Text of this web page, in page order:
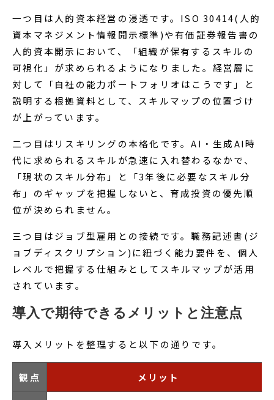
一つ目は人的資本経営の浸透です。ISO 30414(人的
資本マネジメント情報開示標準)や有価証券報告書の
人的資本開示において、「組織が保有するスキルの
可視化」が求められるようになりました。経営層に
対して「自社の能力ポートフォリオはこうです」と
説明する根拠資料として、スキルマップの位置づけ
が上がっています。
二つ目はリスキリングの本格化です。AI・生成AI時
代に求められるスキルが急速に入れ替わるなかで、
「現状のスキル分布」と「3年後に必要なスキル分
布」のギャップを把握しないと、育成投資の優先順
位が決められません。
三つ目はジョブ型雇用との接続です。職務記述書(ジ
ョブディスクリプション)に紐づく能力要件を、個人
レベルで把握する仕組みとしてスキルマップが活用
されています。
導入で期待できるメリットと注意点
導入メリットを整理すると以下の通りです。
観点 メリット